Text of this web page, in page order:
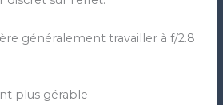
généralement travailler à f/2.8
plus gérable